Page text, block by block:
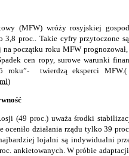
(MFW) wróży rosyjskiej
proc.. Takie cyfry przytoczone
początku roku MFW
cen ropy, surowe warunki
roku”- twierdzą eksperci MFW.(
)
(49 proc.) uważa środki
oceniło działania rządu tylko 39
lojalni są indywidualni
ankietowanych. W próbie